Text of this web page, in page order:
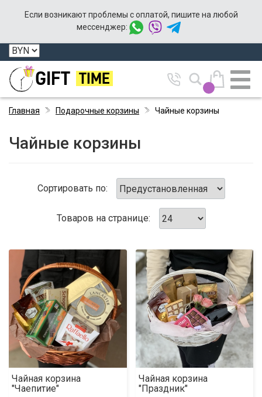
Если возникают проблемы с оплатой, пишите на любой
мессенджер:
GIFT TIME
Главная Подарочные корзины Чайные корзины
Чайные корзины
Сортировать по:
Товаров на странице:
Чайная корзина
"Чаепитие"
Чайная корзина
"Праздник"